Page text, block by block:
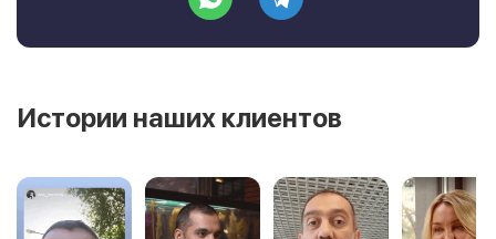
Истории наших клиентов